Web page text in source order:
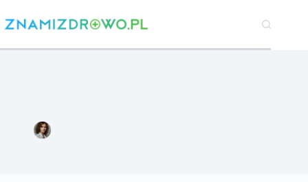
do
treści